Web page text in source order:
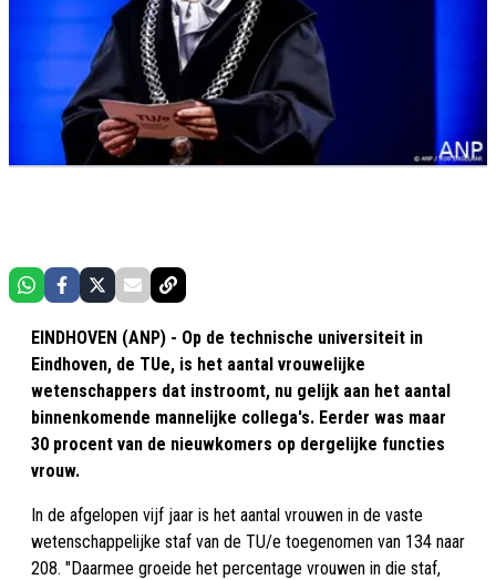
EINDHOVEN (ANP) - Op de technische universiteit in
Eindhoven, de TUe, is het aantal vrouwelijke
wetenschappers dat instroomt, nu gelijk aan het aantal
binnenkomende mannelijke collega's. Eerder was maar
30 procent van de nieuwkomers op dergelijke functies
vrouw.
In de afgelopen vijf jaar is het aantal vrouwen in de vaste
wetenschappelijke staf van de TU/e toegenomen van 134 naar
208. "Daarmee groeide het percentage vrouwen in die staf,